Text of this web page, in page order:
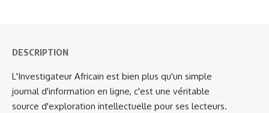
DESCRIPTION
L'Investigateur Africain est bien plus qu'un simple
journal d'information en ligne, c'est une véritable
source d'exploration intellectuelle pour ses lecteurs.